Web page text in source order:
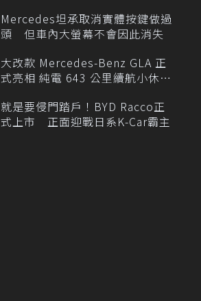
Mercedes坦承取消實體按鍵做過
頭 但車內大螢幕不會因此消失
大改款 Mercedes-Benz GLA 正
式亮相 純電 643 公里續航小休
就是要侵門踏戶！BYD Racco正
式上市 正面迎戰日系K-Car霸主